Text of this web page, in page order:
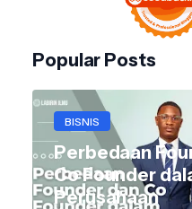
Popular Posts
BISNIS
Perbedaan
Co Founder
Perusahaan